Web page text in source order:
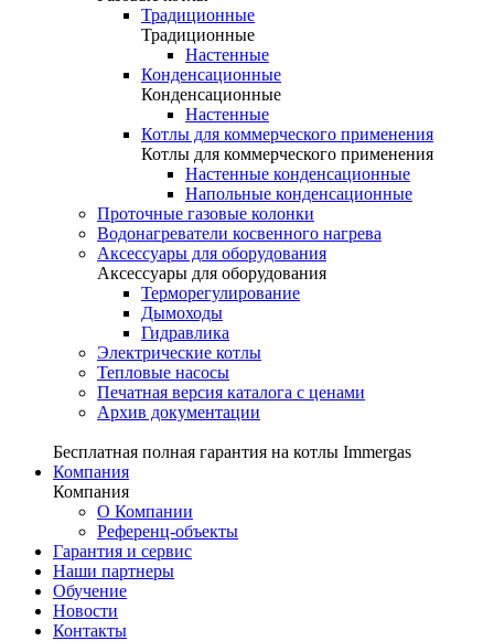
Традиционные
Традиционные
Настенные
Конденсационные
Конденсационные
Настенные
Котлы для коммерческого применения
Котлы для коммерческого применения
Настенные конденсационные
Напольные конденсационные
Проточные газовые колонки
Водонагреватели косвенного нагрева
Аксессуары для оборудования
Аксессуары для оборудования
Терморегулирование
Дымоходы
Гидравлика
Электрические котлы
Тепловые насосы
Печатная версия каталога с ценами
Архив документации
Бесплатная полная гарантия на котлы Immergas
Компания
Компания
О Компании
Референц-объекты
Гарантия и сервис
Наши партнеры
Обучение
Новости
Контакты